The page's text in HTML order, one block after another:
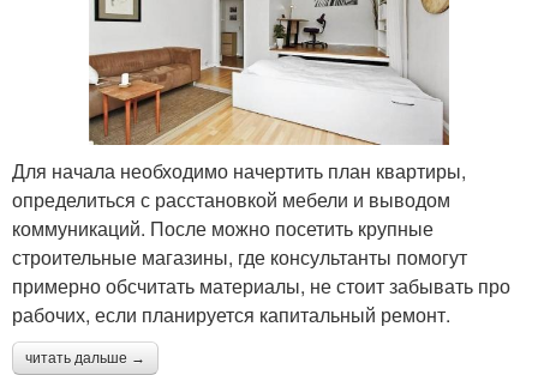
Для начала необходимо начертить план квартиры,
определиться с расстановкой мебели и выводом
коммуникаций. После можно посетить крупные
строительные магазины, где консультанты помогут
примерно обсчитать материалы, не стоит забывать про
рабочих, если планируется капитальный ремонт.
читать дальше →